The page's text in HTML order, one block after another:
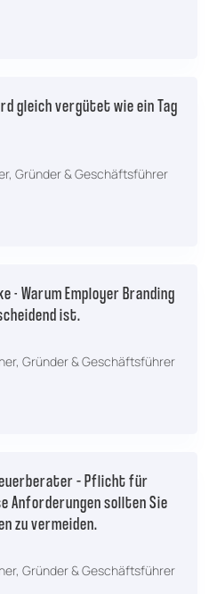
gleich vergütet wie ein Tag
Gründer & Geschäftsführer
- Warum Employer Branding
ist.
Gründer & Geschäftsführer
– Pflicht für
Anforderungen sollten Sie
zu vermeiden.
Gründer & Geschäftsführer